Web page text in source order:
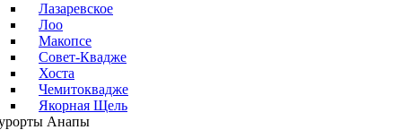
Лазаревское
Лоо
Макопсе
Совет-Квадже
Хоста
Чемитоквадже
Якорная Щель
Анапы